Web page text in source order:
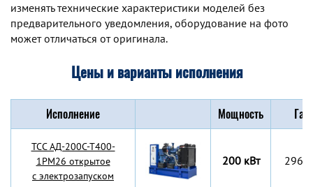
изменять технические характеристики моделей без
предварительного уведомления, оборудование на фото
может отличаться от оригинала.
Цены и варианты исполнения
Исполнение Мощность
TCC АД-200С-Т400-
1РМ26 открытое
с электрозапуском
200 кВт